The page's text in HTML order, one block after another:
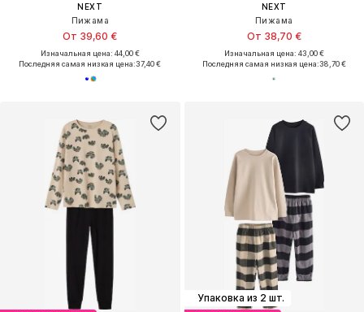
NEXT
Пижама
От 39,60 €
Изначальная цена: 44,00 €
Последняя самая низкая цена:37,40 €
NEXT
Пижама
От 38,70 €
Изначальная цена: 43,00 €
Последняя самая низкая цена:38,70 €
Упаковка из 2 шт.